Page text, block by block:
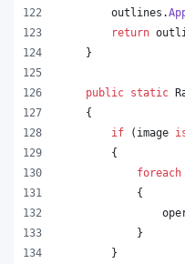
outlines .
return
}
public static
{
if
( image
{
foreach
{
}
}